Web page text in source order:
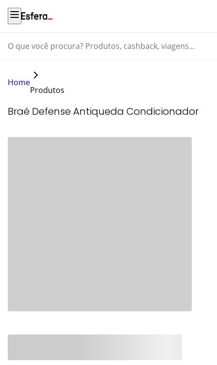
O que você procura? Produtos, cashback, viagens...
Home
Produtos
Braé Defense Antiqueda Condicionador